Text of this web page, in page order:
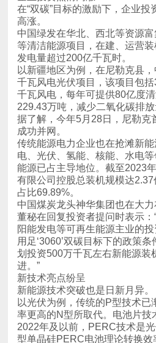
高涨。
发电量超过200亿千瓦时。
229.43万吨，减少二氧化碳排放
成功并网。
占比69.89%。
进。”
新技术亮点纷呈
新能源技术突破也是日新月异。